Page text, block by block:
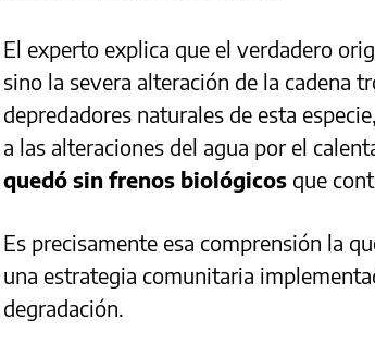
El experto explica que el verdadero
sino la severa alteración de la cadena
depredadores naturales de esta
a las alteraciones del agua por el
quedó sin frenos biológicos que
Es precisamente esa comprensión la
una estrategia comunitaria
degradación.